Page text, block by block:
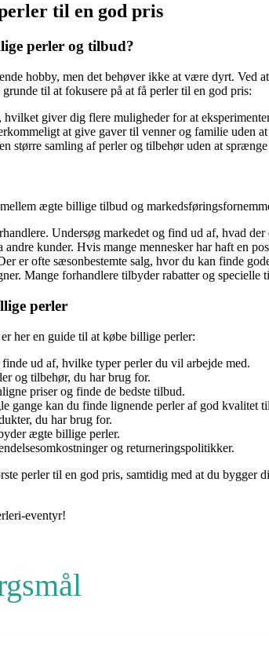
til en god pris
perler og tilbud?
hobby, men det behøver ikke at være dyrt. Ved
til at fokusere på at få perler til en god pris:
giver dig flere muligheder for at
at give gaver til venner og familie uden
større samling af perler og tilbehør uden at sprænge
ægte billige tilbud og
Undersøg markedet og find ud af, hvad
kunder. Hvis mange mennesker har haft en
er ofte sæsonbestemte salg, hvor du kan finde
Mange forhandlere tilbyder rabatter og
perler
her en guide til at købe billige perler:
finde ud af, hvilke typer perler du vil arbejde med.
og tilbehør, du har brug for.
priser og finde de bedste tilbud.
gange kan du finde lignende perler af god kvalitet
du har brug for.
ægte billige perler.
og returneringspolitikker.
perler til en god pris, samtidig med at du
eventyr!